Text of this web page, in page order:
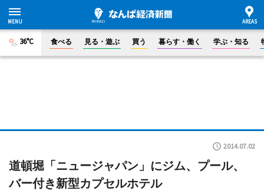
36°C 食べる 見る・遊ぶ 買う 暮らす・働く 学ぶ・知る
2014.07.02
道頓堀「ニュージャパン」にジム、プール、
バー付き新型カプセルホテル